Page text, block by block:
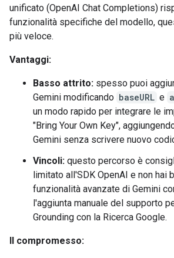
unificato (OpenAI Chat Completions)
funzionalità specifiche del modello,
più veloce.
Vantaggi:
Basso attrito: spesso puoi
Gemini modificando baseURL e
un modo rapido per integrare le
"Bring Your Own Key",
Gemini senza scrivere nuovo
Vincoli: questo percorso è
limitato all'SDK OpenAI e non hai
funzionalità avanzate di Gemini
l'aggiunta manuale del supporto
Grounding con la Ricerca Google.
Il compromesso: